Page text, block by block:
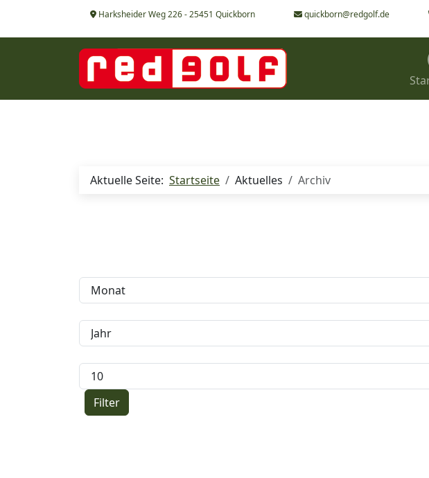
Harksheider Weg 226 - 25451 Quickborn quickborn@redgolf.de
Aktuelle Seite: Startseite Aktuelles Archiv
Filter
Filter